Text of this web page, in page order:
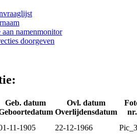
aan namenmonitor
doorgeven
Geb. datum
Ovl. datum
Overlijdensdatum
nr.
11-1905 22-12-1966